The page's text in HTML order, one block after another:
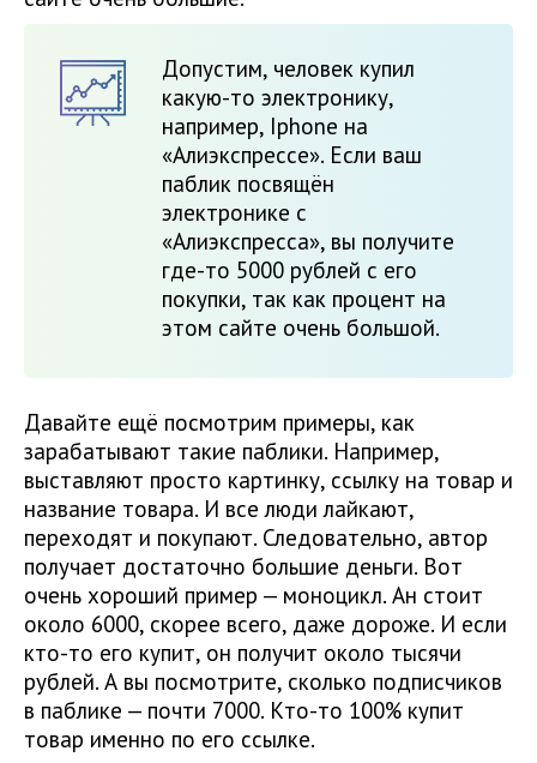
Допустим, человек купил
какую-то электронику,
например, Iphone на
«Алиэкспрессе». Если ваш
паблик посвящён
электронике с
«Алиэкспресса», вы получите
где-то 5000 рублей с его
покупки, так как процент на
этом сайте очень большой.
Давайте ещё посмотрим примеры, как
зарабатывают такие паблики. Например,
выставляют просто картинку, ссылку на товар и
название товара. И все люди лайкают,
переходят и покупают. Следовательно, автор
получает достаточно большие деньги. Вот
очень хороший пример — моноцикл. Ан стоит
около 6000, скорее всего, даже дороже. И если
кто-то его купит, он получит около тысячи
рублей. А вы посмотрите, сколько подписчиков
в паблике — почти 7000. Кто-то 100% купит
товар именно по его ссылке.